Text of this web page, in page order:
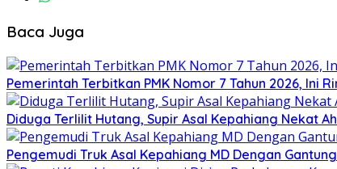
Baca Juga
Pemerintah Terbitkan PMK Nomor 7 Tahun 2026, Ini
Diduga Terlilit Hutang, Supir Asal Kepahiang Nekat
Pengemudi Truk Asal Kepahiang MD Dengan